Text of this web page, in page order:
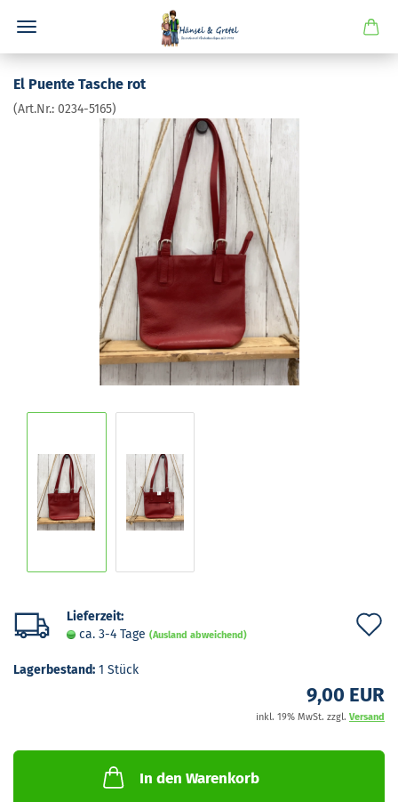
El Pu­en­te Ta­sche rot
(Art.Nr.: 0234-​5165)
Lieferzeit:
ca. 3-4 Tage (Ausland abweichend)
Lagerbestand: 1 Stück
9,00 EUR
inkl. 19% MwSt. zzgl. Versand
In den Warenkorb